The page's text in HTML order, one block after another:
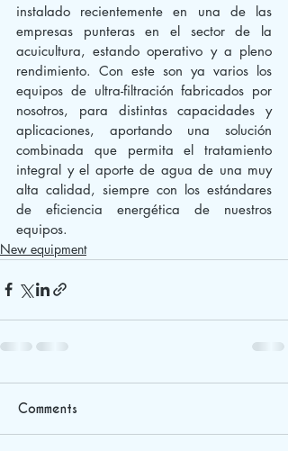
instalado recientemente en una de las
empresas punteras en el sector de la
acuicultura, estando operativo y a pleno
rendimiento. Con este son ya varios los
equipos de ultra-filtración fabricados por
nosotros, para distintas capacidades y
aplicaciones, aportando una solución
combinada que permita el tratamiento
integral y el aporte de agua de una muy
alta calidad, siempre con los estándares
de eficiencia energética de nuestros
equipos.
New equipment
Comments